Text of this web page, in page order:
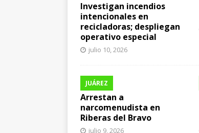
Investigan incendios
intencionales en
recicladoras; despliegan
operativo especial
julio 10, 2026
JUÁREZ
Arrestan a
narcomenudista en
Riberas del Bravo
julio 9, 2026